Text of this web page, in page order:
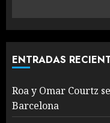
ENTRADAS
Roa y Omar Courtz
Barcelona